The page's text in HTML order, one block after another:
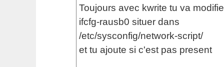
Toujours avec kwrite tu va
ifcfg-rausb0 situer dans
/etc/sysconfig/network-script/
et tu ajoute si c'est pas present